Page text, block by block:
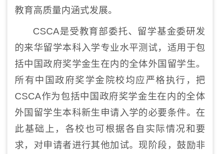
教育高质量内涵式发展。
CSCA是受教育部委托、留学基金委研发
的来华留学本科入学专业水平测试，适用于包
括中国政府奖学金生在内的全体外国留学生。
所有中国政府奖学金院校均应严格执行，把
CSCA作为包括中国政府奖学金生在内的全体
外国留学生本科新生申请入学的必要条件。在
此基础上，各校也可根据各自实际情况和要
求，对申请者进行其他加试。现阶段，鼓励非